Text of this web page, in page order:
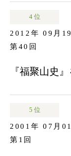
4 位
2012年 09月19
第40回
『福聚山史
5 位
2001年 07月01
第1回